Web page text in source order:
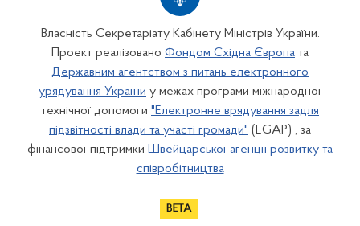
Власність Секретаріату Кабінету Міністрів України.
Проект реалізовано Фондом Східна Європа та
Державним агентством з питань електронного
урядування України у межах програми міжнародної
технічної допомоги "Електронне врядування задля
підзвітності влади та участі громади" (EGAP) , за
фінансової підтримки Швейцарської агенції розвитку та
співробітництва